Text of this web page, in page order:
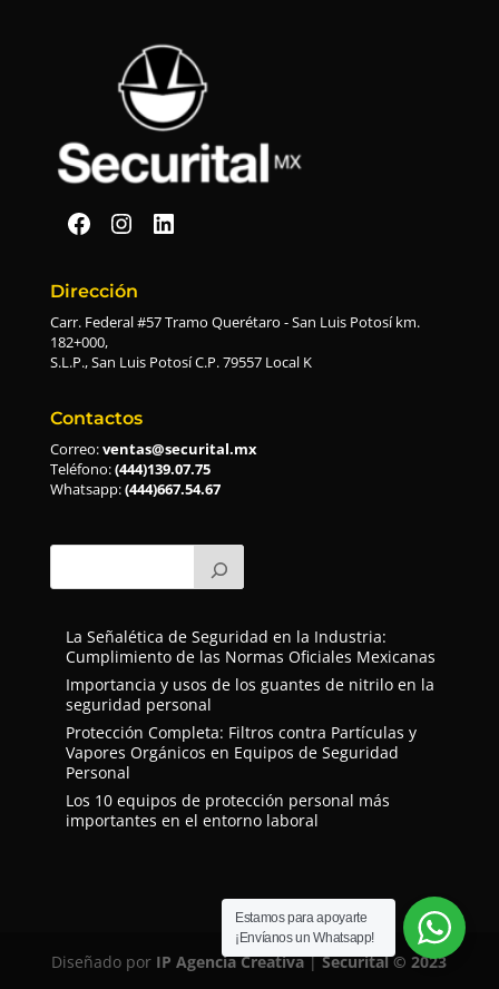
Securital en Facebook
Securital en Instagram
Securital en Linkedin
Dirección
Carr. Federal #57 Tramo Querétaro - San Luis Potosí km.
182+000,
S.L.P., San Luis Potosí C.P. 79557 Local K
Contactos
Correo:ventas@securital.mx
Teléfono:(444)139.07.75
Whatsapp:(444)667.54.67
La Señalética de Seguridad en la Industria:
Cumplimiento de las Normas Oficiales Mexicanas
Importancia y usos de los guantes de nitrilo en la
seguridad personal
Protección Completa: Filtros contra Partículas y
Vapores Orgánicos en Equipos de Seguridad
Personal
Los 10 equipos de protección personal más
importantes en el entorno laboral
Diseñado por IP Agencia Creativa|Securital © 2023
Estamos para apoyarte
¡Envíanos un Whatsapp!